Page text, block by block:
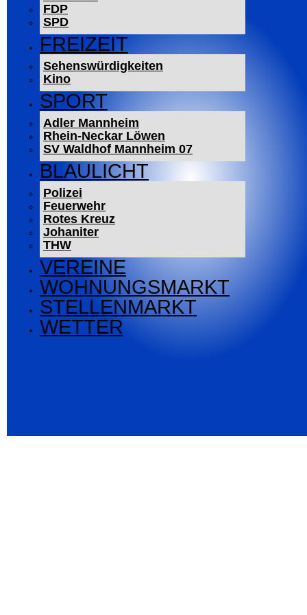
FDP
SPD
FREIZEIT
Sehenswürdigkeiten
Kino
SPORT
Adler Mannheim
Rhein-Neckar Löwen
SV Waldhof Mannheim 07
BLAULICHT
Polizei
Feuerwehr
Rotes Kreuz
Johaniter
THW
VEREINE
WOHNUNGSMARKT
STELLENMARKT
WETTER